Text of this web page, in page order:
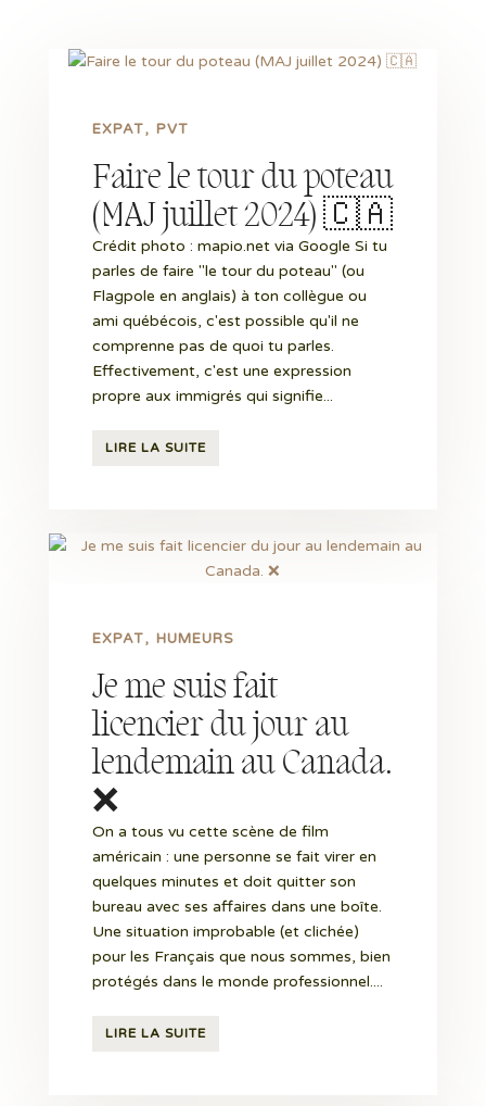
Faire le tour du poteau
(MAJ juillet 2024) 🇨🇦
EXPAT PVT
Crédit photo : mapio.net via Google Si tu
parles de faire "le tour du poteau" (ou
Flagpole en anglais) à ton collègue ou
ami québécois, c'est possible qu'il ne
comprenne pas de quoi tu parles.
Effectivement, c'est une expression
propre aux immigrés qui signifie...
LIRE LA SUITE
Je me suis fait
licencier du jour au
lendemain au Canada.
❌
EXPAT HUMEURS
On a tous vu cette scène de film
américain : une personne se fait virer en
quelques minutes et doit quitter son
bureau avec ses affaires dans une boîte.
Une situation improbable (et clichée)
pour les Français que nous sommes, bien
protégés dans le monde professionnel....
LIRE LA SUITE